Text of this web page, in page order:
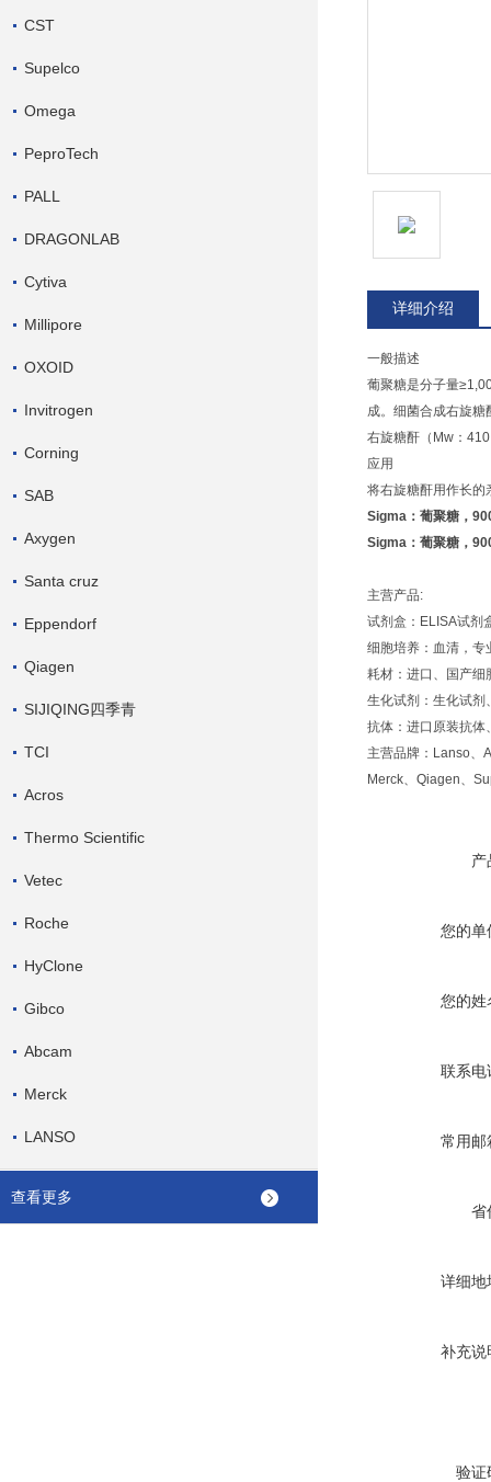
CST
Supelco
Omega
PeproTech
PALL
DRAGONLAB
Cytiva
Millipore
OXOID
Invitrogen
Corning
SAB
Axygen
Santa cruz
Eppendorf
Qiagen
SIJIQING四季青
TCI
Acros
Thermo Scientific
Vetec
Roche
HyClone
Gibco
Abcam
Merck
LANSO
查看更多
详细介绍
一般描述
葡聚糖是分子量
成。细菌合成右旋
右旋糖酐（Mw：
应用
将右旋糖酐用作长的
Sigma：葡聚糖，
Sigma：葡聚糖，
主营产品:
试剂盒：ELISA试剂
细胞培养：血清，专
耗材：进口、国产细
生化试剂：生化试剂
抗体：进口原装抗体
主营品牌：Lanso、
Merck、Qiagen、
产
您的单
您的姓
联系电
常用邮
省
详细地
补充说
验证